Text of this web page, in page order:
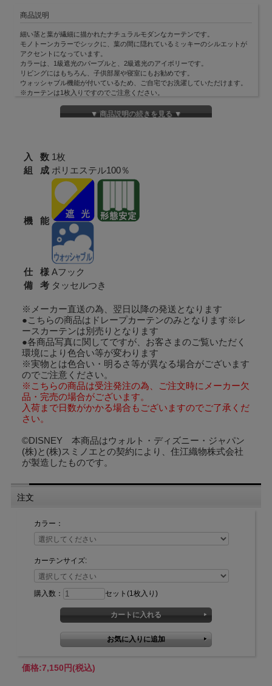
商品説明
細い茎と葉が繊細に描かれたナチュラルモダンなカーテンです。
モノトーンカラーでシックに、葉の間に隠れているミッキーのシルエットが
アクセントになっています。
カラーは、1級遮光のパープルと、2級遮光のアイボリーです。
リビングにはもちろん、子供部屋や寝室にもお勧めです。
ウォッシャブル機能が付いているため、ご自宅でお洗濯していただけます。
※カーテンは1枚入りですのでご注意ください。
▼ 商品説明の続きを見る ▼
入 数 1枚
組 成 ポリエステル100％
機 能
仕 様 Aフック
備 考 タッセルつき
※メーカー直送の為、翌日以降の発送となります
●こちらの商品はドレープカーテンのみとなります※レ
ースカーテンは別売りとなります
●各商品写真に関してですが、お客さまのご覧いただく
環境により色合い等が変わります
※実物とは色合い・明るさ等が異なる場合がございます
のでご注意ください。
※こちらの商品は受注発注の為、ご注文時にメーカー欠
品・完売の場合がございます。
入荷まで日数がかかる場合もございますのでご了承くだ
さい。
©DISNEY 本商品はウォルト・ディズニー・ジャパン
(株)と(株)スミノエとの契約により、住江織物株式会社
が製造したものです。
注文
カラー：
カーテンサイズ:
購入数： セット(1枚入り)
価格:7,150円(税込)